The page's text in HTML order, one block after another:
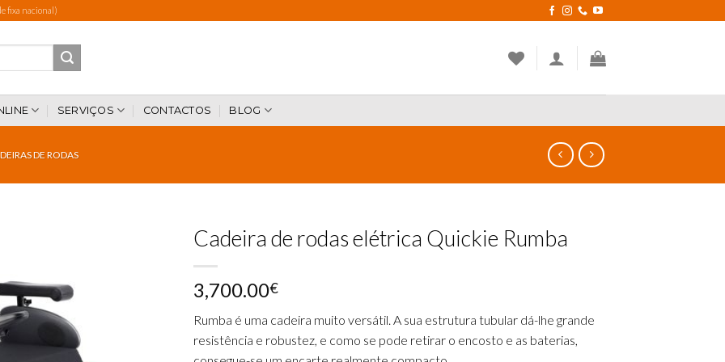
fixa nacional)
SERVIÇOS CONTACTOS BLOG
DE RODAS
Cadeira de rodas elétrica Quickie Rumba
3,700.00€
Rumba é uma cadeira muito versátil. A sua estrutura tubular dá-lhe grande
resistência e robustez, e como se pode retirar o encosto e as baterias,